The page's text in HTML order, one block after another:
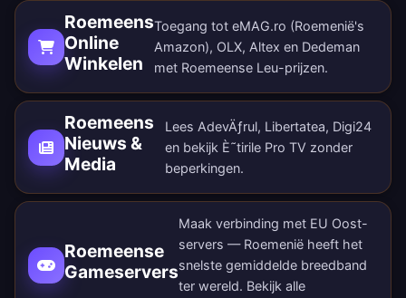
Roemeens
Online
Winkelen
Toegang tot eMAG.ro (Roemenië's
Amazon), OLX, Altex en Dedeman
met Roemeense Leu-prijzen.
Roemeens
Nieuws &
Media
Lees AdevÄƒrul, Libertatea, Digi24
en bekijk È˜tirile Pro TV zonder
beperkingen.
Roemeense
Gameservers
Maak verbinding met EU Oost-
servers — Roemenië heeft het
snelste gemiddelde breedband
ter wereld. Bekijk alle